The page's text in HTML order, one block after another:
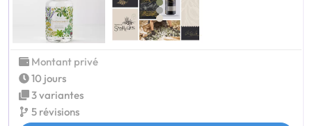
Montant privé
10 jours
3 variantes
5 révisions